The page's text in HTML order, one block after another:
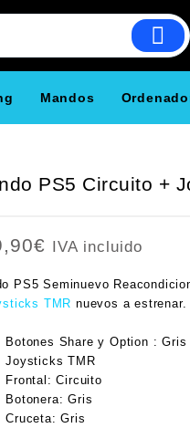
Mandos
PS5 Circuito +
€ IVA incluido
PS5 Seminuevo
TMR nuevos a estrenar.
Botones Share y Option : Gris
Joysticks TMR
Frontal: Circuito
Botonera: Gris
Cruceta: Gris